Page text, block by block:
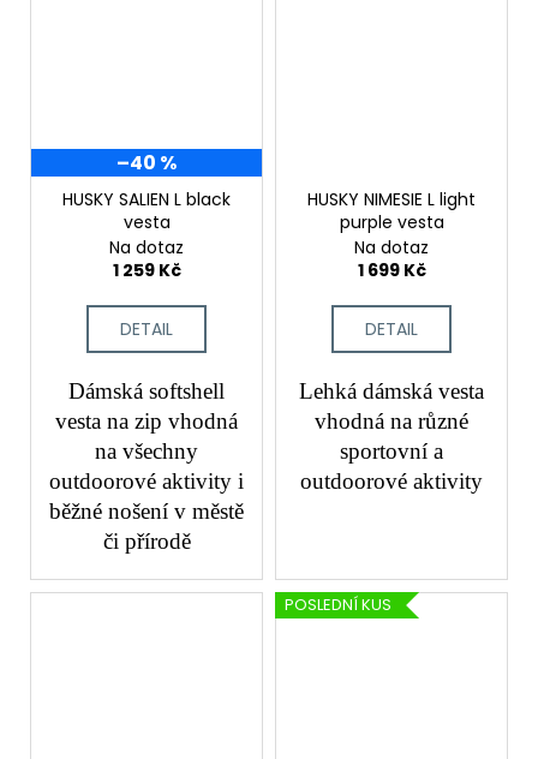
–40 %
HUSKY SALIEN L black
vesta
Na dotaz
1 259 Kč
DETAIL
Dámská softshell
vesta na zip vhodná
na všechny
outdoorové aktivity i
běžné nošení v městě
či přírodě
HUSKY NIMESIE L light
purple vesta
Na dotaz
1 699 Kč
DETAIL
Lehká dámská vesta
vhodná na různé
sportovní a
outdoorové aktivity
POSLEDNÍ KUS